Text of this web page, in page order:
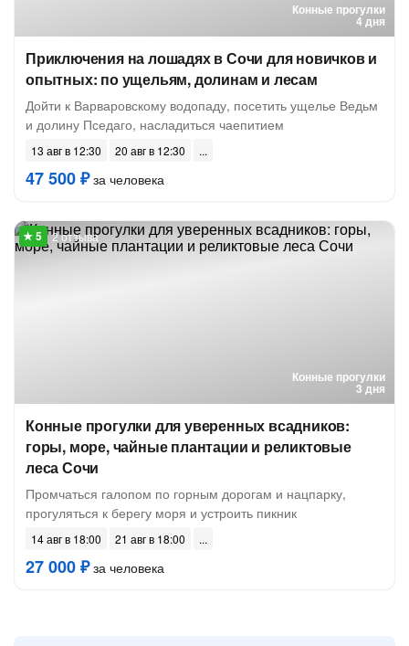
Конные прогулки
4 дня
Приключения на лошадях в Сочи для новичков и
опытных: по ущельям, долинам и лесам
Дойти к Варваровскому водопаду, посетить ущелье Ведьм
и долину Пседаго, насладиться чаепитием
13 авг в 12:30 20 авг в 12:30
47 500 ₽за человека
Конные прогулки
3 дня
2 отзыва
Конные прогулки для уверенных всадников:
горы, море, чайные плантации и реликтовые
леса Сочи
Промчаться галопом по горным дорогам и нацпарку,
прогуляться к берегу моря и устроить пикник
14 авг в 18:00 21 авг в 18:00
27 000 ₽за человека